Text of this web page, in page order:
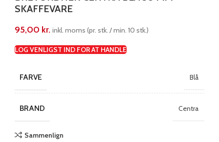
SKAFFEVARE
95,00 kr. inkl. moms (pr. stk. / min. 10 stk.)
LOG VENLIGST IND FOR AT HANDLE
FARVE Blå
BRAND Centra
Sammenlign